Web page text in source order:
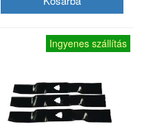
Ingyenes szállítás